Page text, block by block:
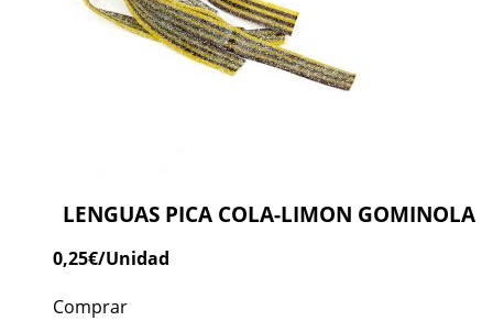
LENGUAS PICA COLA-LIMON GOMINOLA
0,25€/Unidad
Comprar